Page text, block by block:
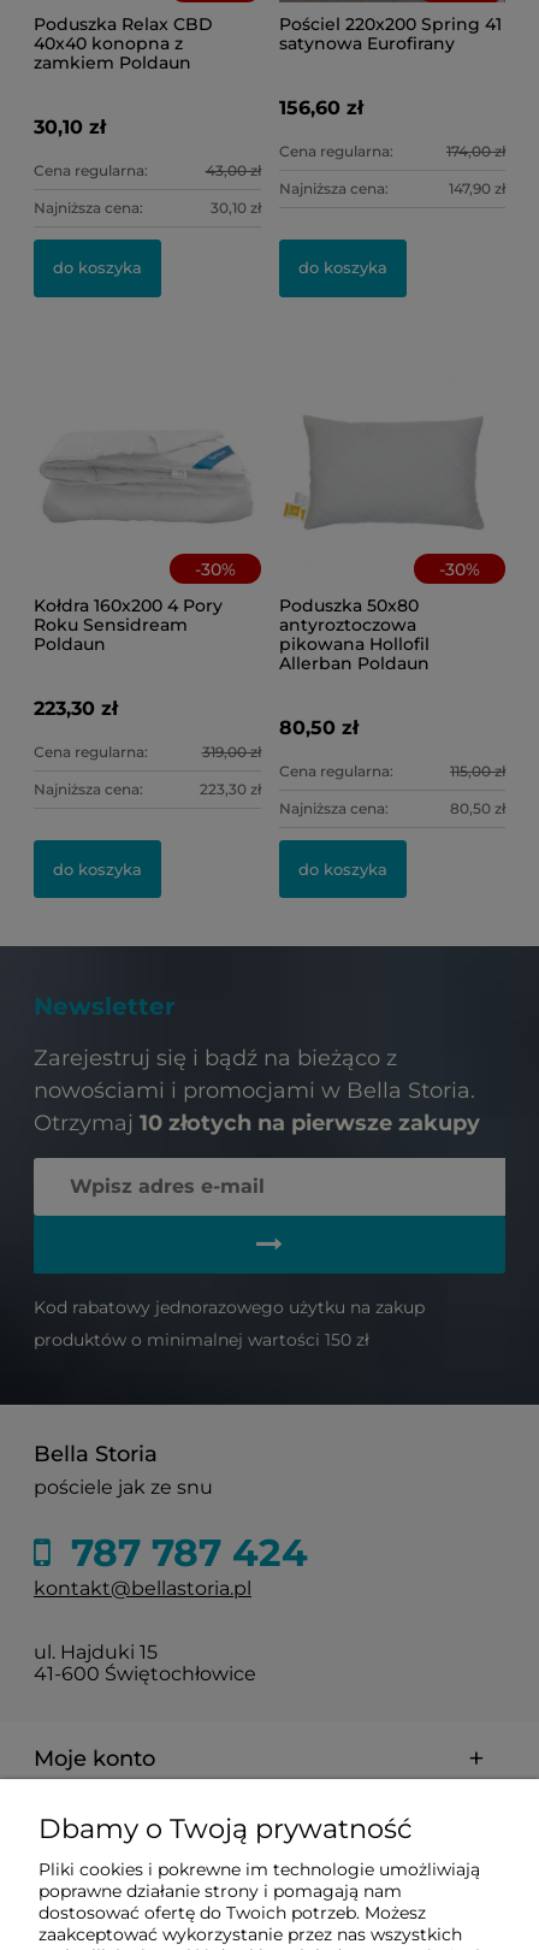
Poduszka Relax CBD
40x40 konopna z
zamkiem Poldaun
30,10 zł
Cena regularna: 43,00 zł
Najniższa cena: 30,10 zł
do koszyka
Pościel 220x200 Spring 41
satynowa Eurofirany
156,60 zł
Cena regularna: 174,00 zł
Najniższa cena: 147,90 zł
do koszyka
-30%
Kołdra 160x200 4 Pory
Roku Sensidream
Poldaun
223,30 zł
Cena regularna: 319,00 zł
Najniższa cena: 223,30 zł
do koszyka
-30%
Poduszka 50x80
antyroztoczowa
pikowana Hollofil
Allerban Poldaun
80,50 zł
Cena regularna: 115,00 zł
Najniższa cena: 80,50 zł
do koszyka
Newsletter
Zarejestruj się i bądź na bieżąco z
nowościami i promocjami w Bella Storia.
Otrzymaj 10 złotych na pierwsze zakupy
Kod rabatowy jednorazowego użytku na zakup
produktów o minimalnej wartości 150 zł
Bella Storia
pościele jak ze snu
787 787 424
kontakt@bellastoria.pl
ul. Hajduki 15
41-600 Świętochłowice
Moje konto
Dostawa i płatności
O firmie
Dbamy o Twoją prywatność
Pliki cookies i pokrewne im technologie umożliwiają
poprawne działanie strony i pomagają nam
dostosować ofertę do Twoich potrzeb. Możesz
zaakceptować wykorzystanie przez nas wszystkich